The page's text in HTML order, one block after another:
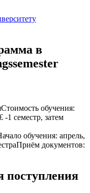
в
Стоимость обучения:
-1 семестр, затем
обучения: апрель,
Приём документов:
поступления